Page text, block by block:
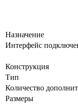
Назначение
Интерфейс
Конструкция
Тип
Количество
Размеры